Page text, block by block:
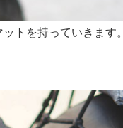
トを持っていきます。